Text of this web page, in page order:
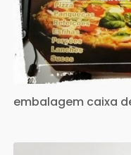
embalagem caixa